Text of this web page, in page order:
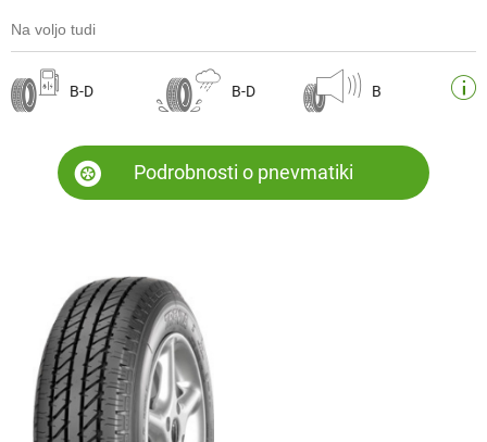
Na voljo tudi
B-D B-D B
Podrobnosti o pnevmatiki